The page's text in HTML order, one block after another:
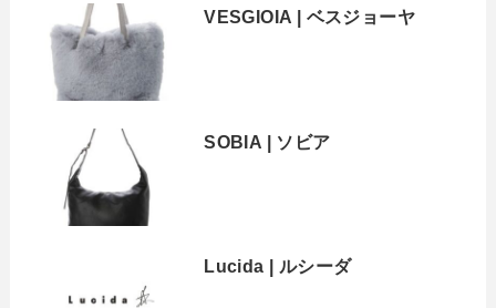
VESGIOIA | ベスジョーヤ
SOBIA | ソビア
Lucida | ルシーダ